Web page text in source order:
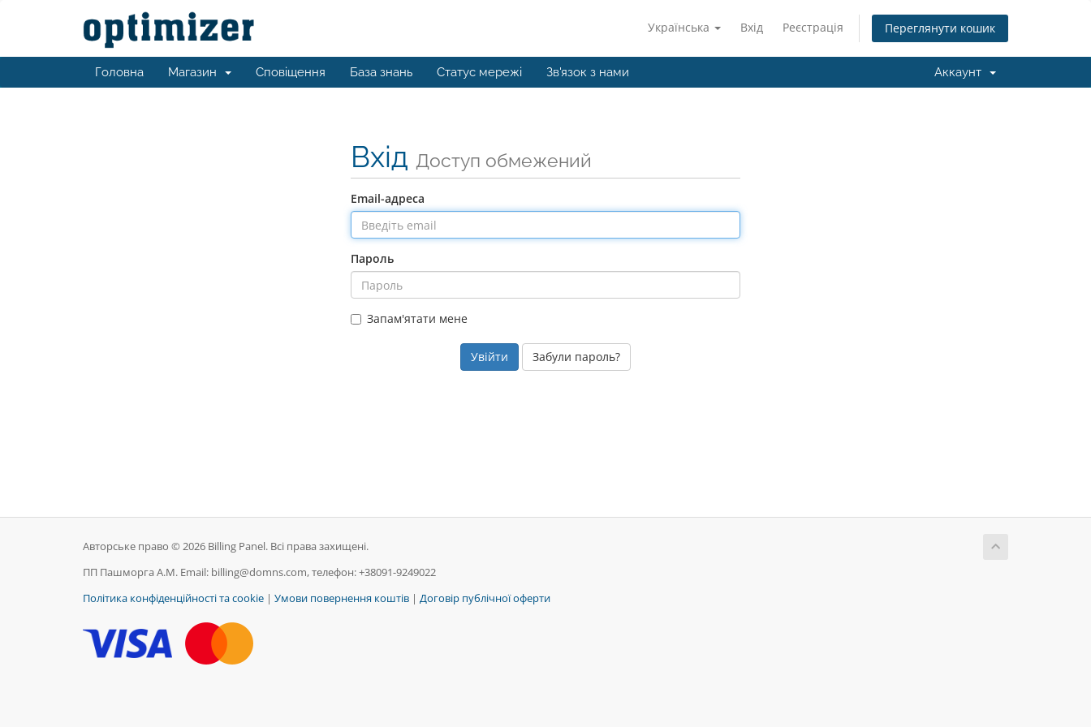
Українська Вхід Реєстрація Переглянути кошик
Головна Магазин Сповіщення База знань Статус мережі Зв'язок з нами Аккаунт
Вхід Доступ обмежений
Email-адреса
Пароль
Запам'ятати мене
Забули пароль?
Авторське право © 2026 Billing Panel. Всі права захищені.
ПП Пашморга А.М. Email: billing@domns.com, телефон: +38091-9249022
Політика конфіденційності та cookie | Умови повернення коштів | Договір публічної оферти